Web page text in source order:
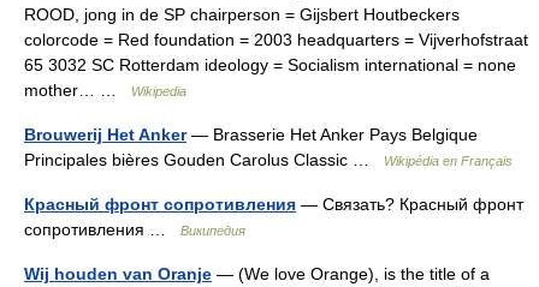
ROOD, jong in de SP chairperson = Gijsbert Houtbeckers
colorcode = Red foundation = 2003 headquarters = Vijverhofstraat
65 3032 SC Rotterdam ideology = Socialism international = none
mother… …
Wikipedia
Brouwerij Het Anker— Brasserie Het Anker Pays Belgique
Principales bières Gouden Carolus Classic …
Wikipédia en Français
Красный фронт сопротивления — Связать? Красный фронт
сопротивления …
Википедия
Wij houden van Oranje — (We love Orange), is the title of a